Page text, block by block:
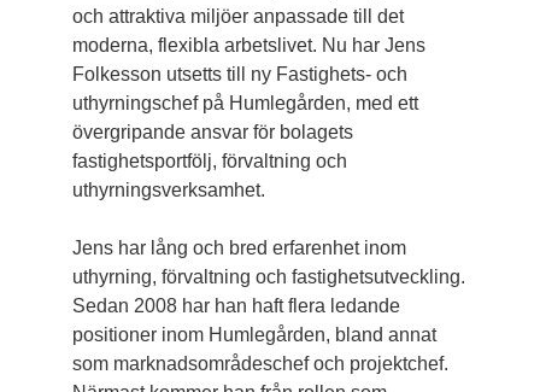
och attraktiva miljöer anpassade till det
moderna, flexibla arbetslivet. Nu har Jens
Folkesson utsetts till ny Fastighets- och
uthyrningschef på Humlegården, med ett
övergripande ansvar för bolagets
fastighetsportfölj, förvaltning och
uthyrningsverksamhet.
Jens har lång och bred erfarenhet inom
uthyrning, förvaltning och fastighetsutveckling.
Sedan 2008 har han haft flera ledande
positioner inom Humlegården, bland annat
som marknadsområdeschef och projektchef.